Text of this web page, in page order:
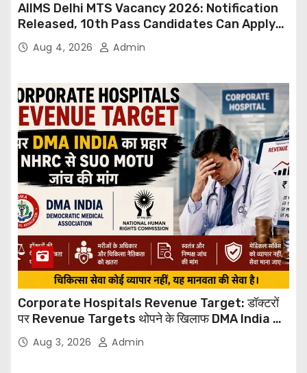
AIIMS Delhi MTS Vacancy 2026: Notification
Released, 10th Pass Candidates Can Apply
Through Email
Aug 4, 2026 Admin
Corporate Hospitals Revenue Target: डॉक्टरों
पर Revenue Targets थोपने के खिलाफ DMA India का
बड़ा कदम, NHRC से Suo Motu जांच की मांग
Aug 3, 2026 Admin